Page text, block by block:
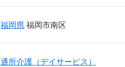
福岡県 福岡市南区
通所介護（デイサービス）